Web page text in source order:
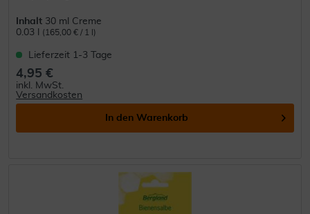
Inhalt 30 ml Creme
0.03 l
(165,00 € / 1 l)
Lieferzeit 1-3 Tage
4,95 €
inkl. MwSt.
Versandkosten
In den Warenkorb